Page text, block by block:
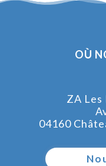
OÙ
ZA Les
04160